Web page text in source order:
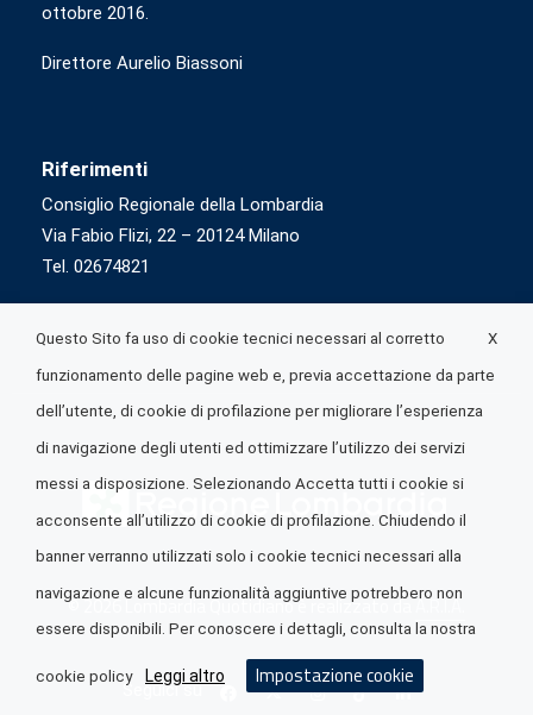
ottobre 2016.
Direttore Aurelio Biassoni
Riferimenti
Consiglio Regionale della Lombardia
Via Fabio Flizi, 22 – 20124 Milano
Tel. 02674821
© 2026 Lombardia Quotidiano è realizzato daA.R.I.A.
Seguici su
X
Questo Sito fa uso di cookie tecnici necessari al corretto
funzionamento delle pagine web e, previa accettazione da parte
dell’utente, di cookie di profilazione per migliorare l’esperienza
di navigazione degli utenti ed ottimizzare l’utilizzo dei servizi
messi a disposizione. Selezionando Accetta tutti i cookie si
acconsente all’utilizzo di cookie di profilazione. Chiudendo il
banner verranno utilizzati solo i cookie tecnici necessari alla
navigazione e alcune funzionalità aggiuntive potrebbero non
essere disponibili. Per conoscere i dettagli, consulta la nostra
cookie policy Leggi altro Impostazione cookie